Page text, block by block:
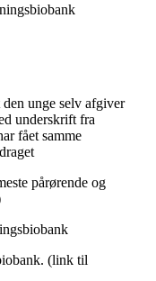
unge selv afgiver
underskrift fra
fået samme
pårørende og
(link til